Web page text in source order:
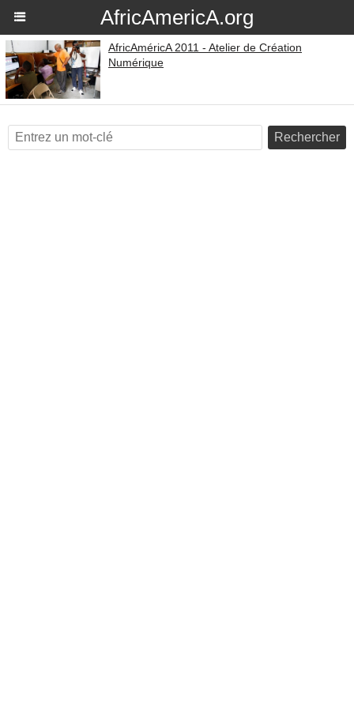
AfricAmericA.org
AfricAméricA 2011 - Atelier de Création
Numérique
Rechercher